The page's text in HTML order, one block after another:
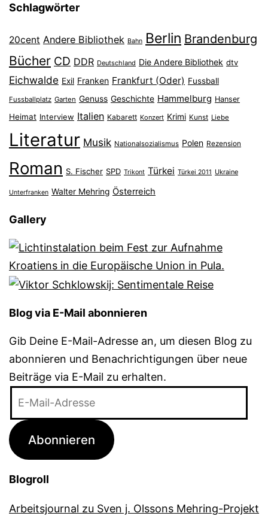
Schlagwörter
20cent Andere Bibliothek Bahn Berlin Brandenburg
Bücher CD DDR Deutschland Die Andere Bibliothek dtv
Eichwalde Exil Franken Frankfurt (Oder) Fussball
Fussballplatz Garten Genuss Geschichte Hammelburg Hanser
Heimat Interview Italien Kabarett Konzert Krimi Kunst Liebe
Literatur Musik Nationalsozialismus Polen Rezension
Roman S. Fischer SPD Trikont Türkei Türkei 2011 Ukraine
Unterfranken Walter Mehring Österreich
Gallery
Blog via E-Mail abonnieren
Gib Deine E-Mail-Adresse an, um diesen Blog zu
abonnieren und Benachrichtigungen über neue
Beiträge via E-Mail zu erhalten.
Adresse
Abonnieren
Blogroll
Arbeitsjournal zu Sven j. Olssons Mehring-Projekt